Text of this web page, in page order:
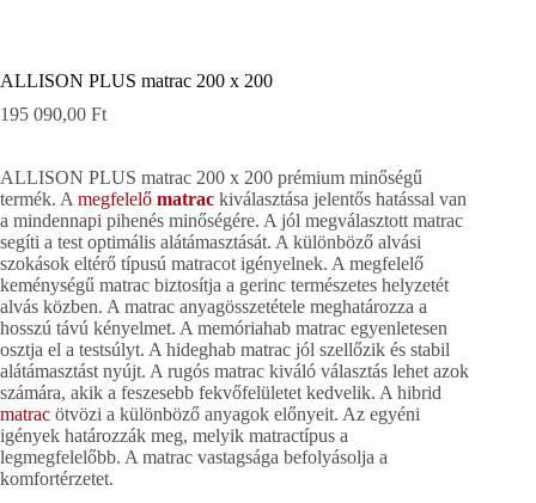
ALLISON PLUS matrac 200 x 200
195 090,00 Ft
ALLISON PLUS matrac 200 x 200 prémium minőségű
termék. A megfelelő matrac kiválasztása jelentős hatással van
a mindennapi pihenés minőségére. A jól megválasztott matrac
segíti a test optimális alátámasztását. A különböző alvási
szokások eltérő típusú matracot igényelnek. A megfelelő
keménységű matrac biztosítja a gerinc természetes helyzetét
alvás közben. A matrac anyagösszetétele meghatározza a
hosszú távú kényelmet. A memóriahab matrac egyenletesen
osztja el a testsúlyt. A hideghab matrac jól szellőzik és stabil
alátámasztást nyújt. A rugós matrac kiváló választás lehet azok
számára, akik a feszesebb fekvőfelületet kedvelik. A hibrid
matrac ötvözi a különböző anyagok előnyeit. Az egyéni
igények határozzák meg, melyik matractípus a
legmegfelelőbb. A matrac vastagsága befolyásolja a
komfortérzetet.